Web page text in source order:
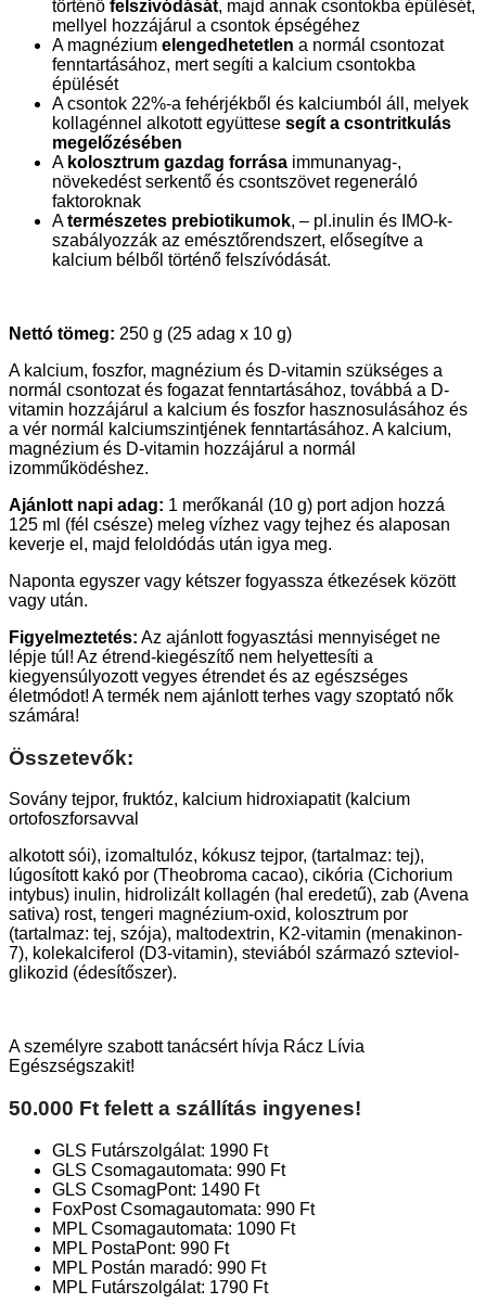
történő felszívódását, majd annak csontokba épülését,
mellyel hozzájárul a csontok épségéhez
A magnézium elengedhetetlen a normál csontozat
fenntartásához, mert segíti a kalcium csontokba
épülését
A csontok 22%-a fehérjékből és kalciumból áll, melyek
kollagénnel alkotott együttese segít a csontritkulás
megelőzésében
A kolosztrum gazdag forrása immunanyag-,
növekedést serkentő és csontszövet regeneráló
faktoroknak
Atermészetes prebiotikumok, – pl.inulin és IMO-k-
szabályozzák az emésztőrendszert, elősegítve a
kalcium bélből történő felszívódását.
Nettó tömeg: 250 g (25 adag x 10 g)
A kalcium, foszfor, magnézium és D-vitamin szükséges a
normál csontozat és fogazat fenntartásához, továbbá a D-
vitamin hozzájárul a kalcium és foszfor hasznosulásához és
a vér normál kalciumszintjének fenntartásához. A kalcium,
magnézium és D-vitamin hozzájárul a normál
izomműködéshez.
Ajánlott napi adag: 1 merőkanál (10 g) port adjon hozzá
125 ml (fél csésze) meleg vízhez vagy tejhez és alaposan
keverje el, majd feloldódás után igya meg.
Naponta egyszer vagy kétszer fogyassza étkezések között
vagy után.
Figyelmeztetés: Az ajánlott fogyasztási mennyiséget ne
lépje túl! Az étrend-kiegészítő nem helyettesíti a
kiegyensúlyozott vegyes étrendet és az egészséges
életmódot! A termék nem ajánlott terhes vagy szoptató nők
számára!
Összetevők:
Sovány tejpor, fruktóz, kalcium hidroxiapatit (kalcium
ortofoszforsavval
alkotott sói), izomaltulóz, kókusz tejpor, (tartalmaz: tej),
lúgosított kakó por (Theobroma cacao), cikória (Cichorium
intybus) inulin, hidrolizált kollagén (hal eredetű), zab (Avena
sativa) rost, tengeri magnézium-oxid, kolosztrum por
(tartalmaz: tej, szója), maltodextrin, K2-vitamin (menakinon-
7), kolekalciferol (D3-vitamin), steviából származó szteviol-
glikozid (édesítőszer).
A személyre szabott tanácsért hívja Rácz Lívia
Egészségszakit!
50.000 Ft felett a szállítás ingyenes!
GLS Futárszolgálat: 1990 Ft
GLS Csomagautomata: 990 Ft
GLS CsomagPont: 1490 Ft
FoxPost Csomagautomata: 990 Ft
MPL Csomagautomata: 1090 Ft
MPL PostaPont: 990 Ft
MPL Postán maradó: 990 Ft
MPL Futárszolgálat: 1790 Ft